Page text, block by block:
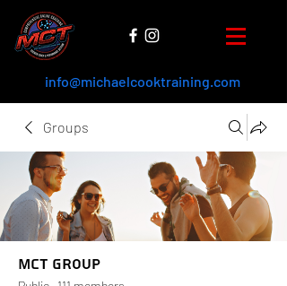
info@michaelcooktraining.com
Groups
MCT Group